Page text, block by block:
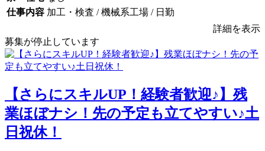
仕事内容 加工・検査 / 機械系工場 / 日勤
詳細を表示
募集が停止しています
【さらにスキルUP！経験者歓迎♪】残
業ほぼナシ！先の予定も立てやすい♪土
日祝休！